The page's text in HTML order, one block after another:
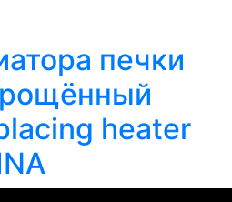
печки
heater